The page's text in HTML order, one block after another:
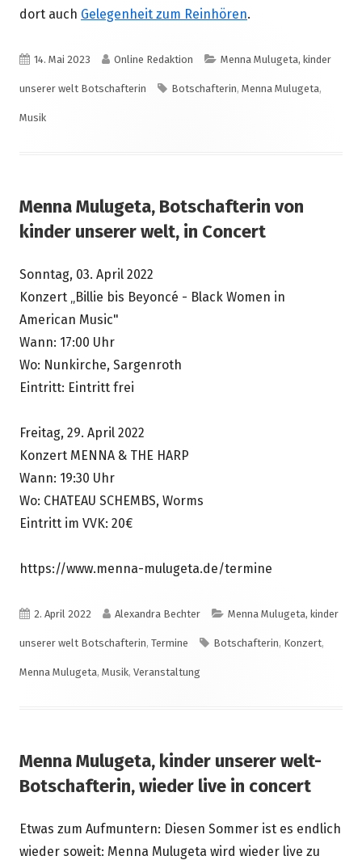
dort auch Gelegenheit zum Reinhören.
Veröffentlicht
am
14. Mai 2023 Autor
Online Redaktion Kategorien
Menna Mulugeta, kinder
unserer welt Botschafterin Schlagwörter
Botschafterin, Menna Mulugeta,
Musik
Menna Mulugeta, Botschafterin von
kinder unserer welt, in Concert
Sonntag, 03. April 2022
Konzert „Billie bis Beyoncé - Black Women in
American Music"
Wann: 17:00 Uhr
Wo: Nunkirche, Sargenroth
Eintritt: Eintritt frei
Freitag, 29. April 2022
Konzert MENNA & THE HARP
Wann: 19:30 Uhr
Wo: CHATEAU SCHEMBS, Worms
Eintritt im VVK: 20€
https://www.menna-mulugeta.de/termine
Veröffentlicht
am
2. April 2022 Autor
Alexandra Bechter Kategorien
Menna Mulugeta, kinder
unserer welt Botschafterin, Termine Schlagwörter
Botschafterin, Konzert,
Menna Mulugeta, Musik, Veranstaltung
Menna Mulugeta, kinder unserer welt-
Botschafterin, wieder live in concert
Etwas zum Aufmuntern: Diesen Sommer ist es endlich
wieder soweit: Menna Mulugeta wird wieder live zu